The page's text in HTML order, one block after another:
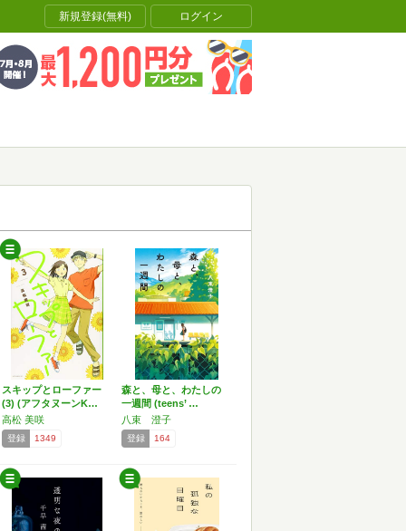
新規登録(無料) ログイン
スキップとローファー
(3) (アフタヌーンK…
高松 美咲
登録 1349
森と、母と、わたしの
一週間 (teens’ …
八束 澄子
登録 164